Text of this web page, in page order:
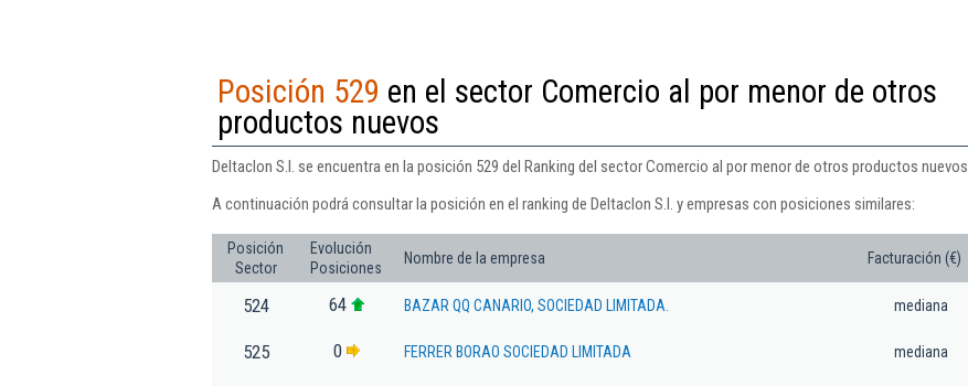
Posición 529 en el sector Comercio al por menor de otros
productos nuevos
Deltaclon S.l. se encuentra en la posición 529 del Ranking del sector Comercio al por menor de otros productos nuevos.
A continuación podrá consultar la posición en el ranking de Deltaclon S.l. y empresas con posiciones similares:
Posición
Sector
Evolución
Posiciones
Nombre de la empresa Facturación (€)
524 64 BAZAR QQ CANARIO, SOCIEDAD LIMITADA. mediana
525 0 FERRER BORAO SOCIEDAD LIMITADA mediana